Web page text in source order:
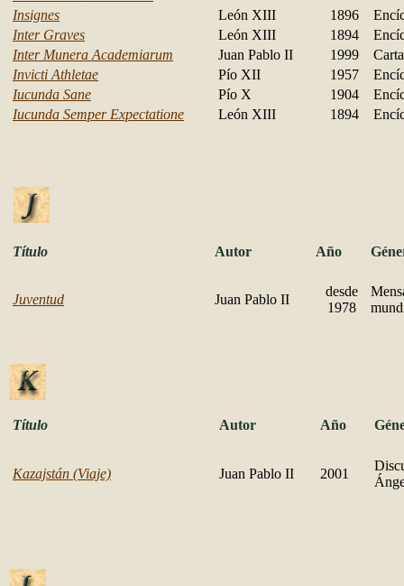
Insignes
León XIII 1896
Inter Graves
León XIII 1894
Inter Munera Academiarum
Juan Pablo II 1999
Invicti Athletae
Pío XII 1957
Iucunda Sane
Pío X 1904
Iucunda Semper Expectatione
León XIII 1894
Título Autor Año
Juventud Juan Pablo II
desde
1978
Título Autor Año
Kazajstán (Viaje) Juan Pablo II 2001